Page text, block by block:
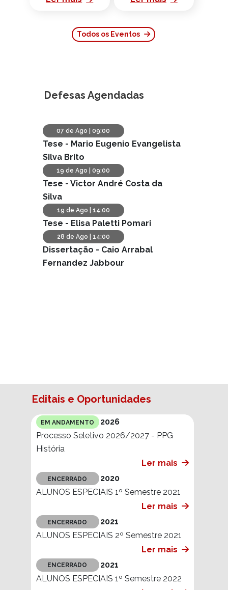
Humanas
Ler mais
Humanas
Ler mais
Defesas Agendadas
07 de Ago | 09:00
Tese -Mario Eugenio Evangelista
Silva Brito
19 de Ago | 09:00
Tese -Victor André Costa da
Silva
19 de Ago | 14:00
Tese -Elisa Paletti Pomari
28 de Ago | 14:00
Editais e Oportunidades
EM ANDAMENTO
Processo Seletivo 2026/2027 - PPG
História
Ler mais
ALUNOS ESPECIAIS 1º Semestre 2021
Ler mais
ALUNOS ESPECIAIS 2º Semestre 2021
Ler mais